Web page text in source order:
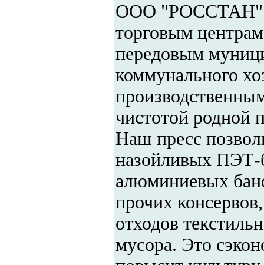
ООО "РОССТАН"
торговым
передовым
коммунального
чистотой
Наш пресс
назойливых ПЭТ-
алюминиевых
прочих
отходов
мусора. Это